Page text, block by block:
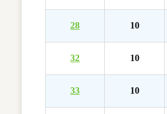
28 10
32 10
33 10